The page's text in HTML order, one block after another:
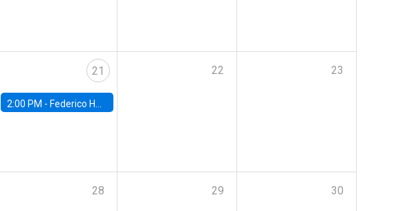
21
2:00 PM - Federico Huneeus - Banco Central de Chile
22 23
28 29 30